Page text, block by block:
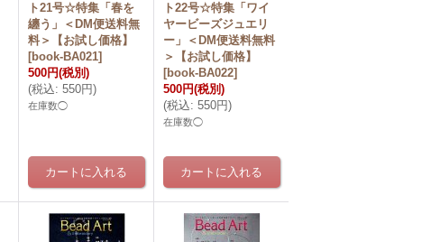
ト21号☆特集「春を
纏う」＜DM便送料無
料＞【お試し価格】
[book-BA021]
500円(税別)
(税込: 550円)
在庫数◯
ト22号☆特集「ワイ
ヤービーズジュエリ
ー」＜DM便送料無料
＞【お試し価格】
[book-BA022]
500円(税別)
(税込: 550円)
在庫数◯